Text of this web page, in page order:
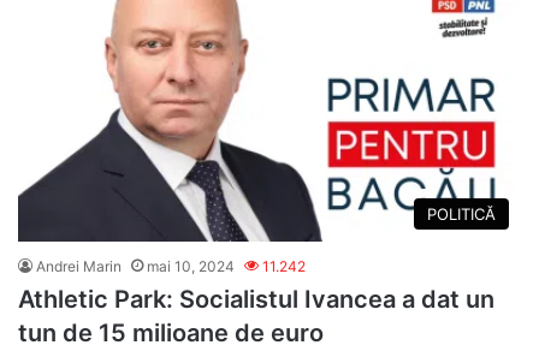
POLITICĂ
Andrei Marin mai 10, 2024 11.242
Athletic Park: Socialistul Ivancea a dat un
tun de 15 milioane de euro